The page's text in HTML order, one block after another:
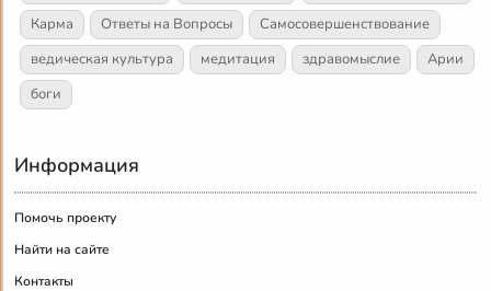
Карма
Ответы на Вопросы
Самосовершенствование
ведическая культура
медитация здравомыслие
Арии
боги
Информация
Помочь проекту
Найти на сайте
Контакты